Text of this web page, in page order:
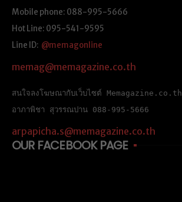
Mobile phone: 088-995-5666
Hot Line: 095-541-9595
Line ID: @memagonline
memag@memagazine.co.th
สนใจลงโฆษณากับเว็บไซต์ Memagazine.co.th
อาภาพิชา สุวรรณปาน 088-995-5666
arpapicha.s@memagazine.co.th
OUR FACEBOOK PAGE